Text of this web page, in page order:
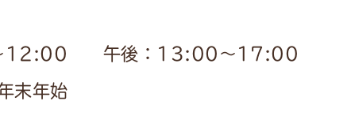
12:00 午後：13:00〜17:00
末年始